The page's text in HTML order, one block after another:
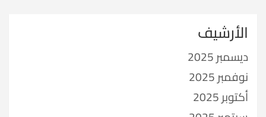
الأرشيف
ديسمبر 2025
نوفمبر 2025
أكتوبر 2025